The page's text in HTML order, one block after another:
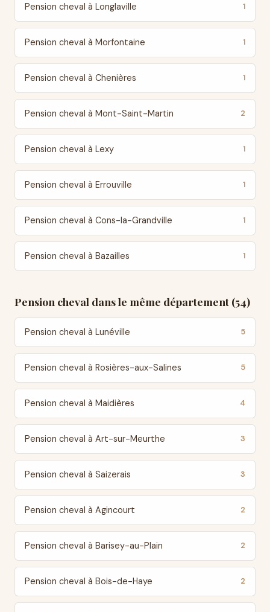
Pension cheval à Longlaville 1
Pension cheval à Morfontaine 1
Pension cheval à Chenières 1
Pension cheval à Mont-Saint-Martin 2
Pension cheval à Lexy 1
Pension cheval à Errouville 1
Pension cheval à Cons-la-Grandville 1
Pension cheval à Bazailles 1
Pension cheval dans le même département (54)
Pension cheval à Lunéville 5
Pension cheval à Rosières-aux-Salines 5
Pension cheval à Maidières 4
Pension cheval à Art-sur-Meurthe 3
Pension cheval à Saizerais 3
Pension cheval à Agincourt 2
Pension cheval à Barisey-au-Plain 2
Pension cheval à Bois-de-Haye 2